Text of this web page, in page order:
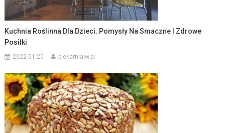
Kuchnia Roślinna Dla Dzieci: Pomysły Na Smaczne I Zdrowe
Posiłki
2022-01-20 piekarniajw.pl